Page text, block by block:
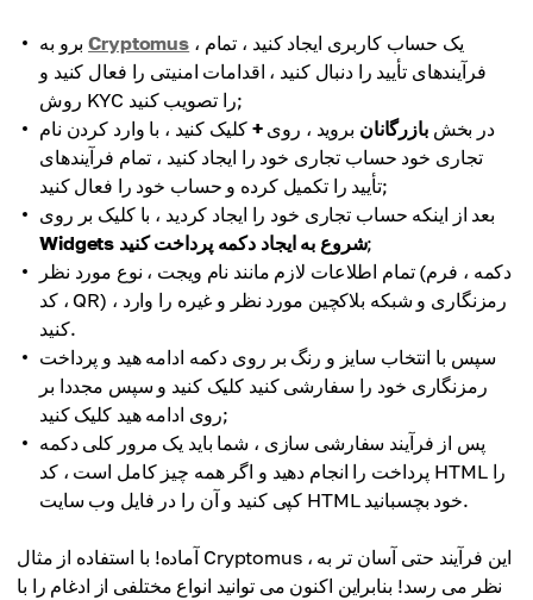
برو بهCryptomus ، یک حساب کاربری ایجاد کنید ، تمام
فرآیندهای تأیید را دنبال کنید ، اقدامات امنیتی را فعال کنید و
روش KYC را تصویب کنید;
در بخشبازرگانان بروید ، روی+ کلیک کنید ، با وارد کردن نام
تجاری خود حساب تجاری خود را ایجاد کنید ، تمام فرآیندهای
تأیید را تکمیل کرده و حساب خود را فعال کنید;
بعد از اینکه حساب تجاری خود را ایجاد کردید ، با کلیک بر روی
Widgets شروع به ایجاد دکمه پرداخت کنید;
تمام اطلاعات لازم مانند نام ویجت ، نوع مورد نظر (دکمه ، فرم
، کد QR) ، رمزنگاری و شبکه بلاکچین مورد نظر و غیره را وارد
کنید.
سپس با انتخاب سایز و رنگ بر روی دکمه ادامه هید و پرداخت
رمزنگاری خود را سفارشی کنید کلیک کنید و سپس مجددا بر
روی ادامه هید کلیک کنید;
پس از فرآیند سفارشی سازی ، شما باید یک مرور کلی دکمه
پرداخت را انجام دهید و اگر همه چیز کامل است ، کد HTML را
کپی کنید و آن را در فایل وب سایت HTML خود بچسبانید.
آماده! با استفاده از مثال Cryptomus ، این فرآیند حتی آسان تر به
نظر می رسد! بنابراین اکنون می توانید انواع مختلفی از ادغام را با